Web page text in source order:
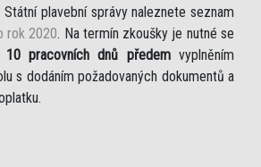
plavební správy naleznete seznam
rok 2020. Na termín zkoušky je nutné se
10 pracovních dnů předemvyplněním
s dodáním požadovaných dokumentů a